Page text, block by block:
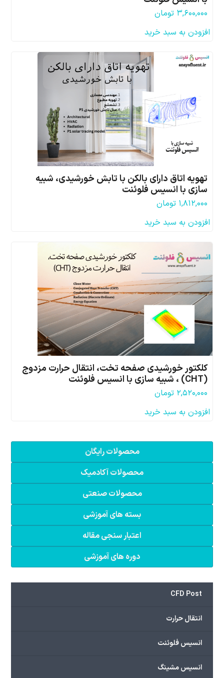
۳,۶۰۰,۰۰۰ تومان
افزودن به سبد خرید
تهویه اتاق دارای بالکن با تابش خورشیدی، شبیه
سازی با انسیس فلوئنت
۱,۸۱۲,۰۰۰ تومان
افزودن به سبد خرید
کلکتور خورشیدی صفحه تخت، انتقال حرارت مزدوج
(CHT) ، شبیه سازی با انسیس فلوئنت
۲,۵۲۰,۰۰۰ تومان
افزودن به سبد خرید
محصولات رایگان
محصولات آکادمیک
محصولات صنعتی
بسته های آموزشی
اعتبار سنجی مقاله
دوره های آموزشی
CFD Post
انتقال حرارت
انسیس فلوئنت
انسیس مشینگ